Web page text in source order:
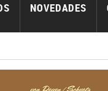
NOVEDADES